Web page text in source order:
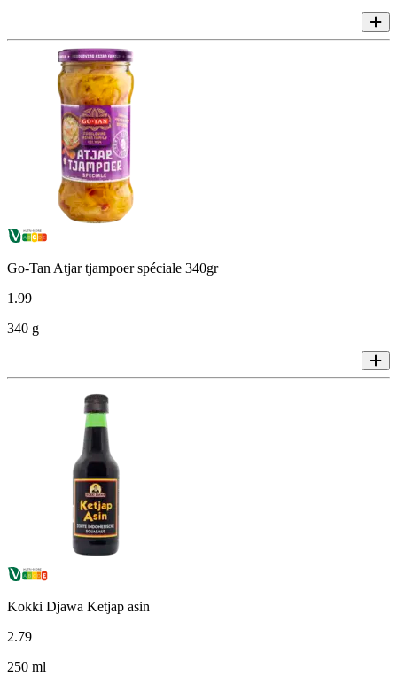
Go-Tan Atjar tjampoer spéciale 340gr
1.99
340 g
Kokki Djawa Ketjap asin
2.79
250 ml